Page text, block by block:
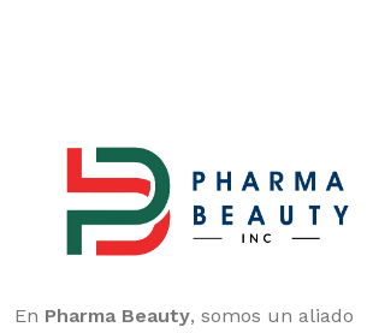
En Pharma Beauty, somos un aliado